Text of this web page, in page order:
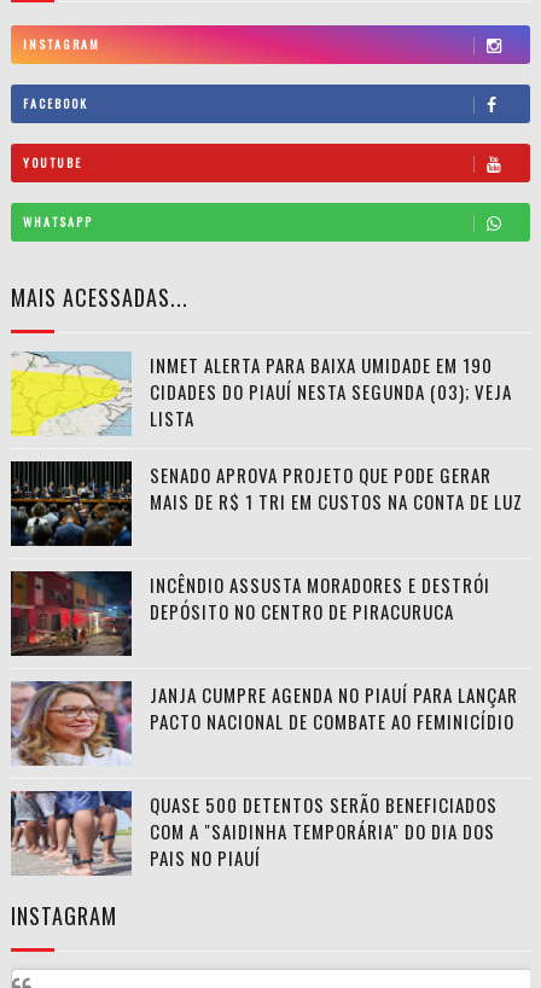
INSTAGRAM
FACEBOOK
YOUTUBE
WHATSAPP
MAIS ACESSADAS...
INMET ALERTA PARA BAIXA UMIDADE EM 190
CIDADES DO PIAUÍ NESTA SEGUNDA (03); VEJA
LISTA
SENADO APROVA PROJETO QUE PODE GERAR
MAIS DE R$ 1 TRI EM CUSTOS NA CONTA DE LUZ
INCÊNDIO ASSUSTA MORADORES E DESTRÓI
DEPÓSITO NO CENTRO DE PIRACURUCA
JANJA CUMPRE AGENDA NO PIAUÍ PARA LANÇAR
PACTO NACIONAL DE COMBATE AO FEMINICÍDIO
QUASE 500 DETENTOS SERÃO BENEFICIADOS
COM A "SAIDINHA TEMPORÁRIA" DO DIA DOS
PAIS NO PIAUÍ
INSTAGRAM